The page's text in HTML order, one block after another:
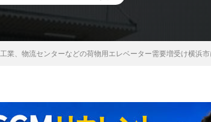
業、物流センターなどの荷物用エレベーター需要増受け横浜